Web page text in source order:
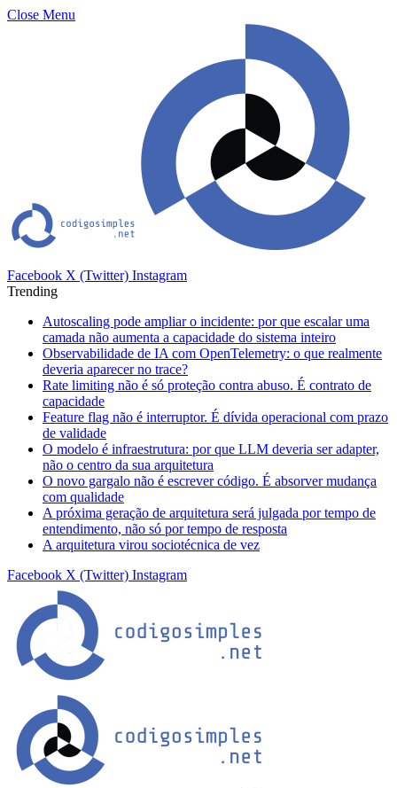
Close Menu
Facebook X (Twitter) Instagram
Trending
Autoscaling pode ampliar o incidente: por que escalar uma
camada não aumenta a capacidade do sistema inteiro
Observabilidade de IA com OpenTelemetry: o que realmente
deveria aparecer no trace?
Rate limiting não é só proteção contra abuso. É contrato de
capacidade
Feature flag não é interruptor. É dívida operacional com prazo
de validade
O modelo é infraestrutura: por que LLM deveria ser adapter,
não o centro da sua arquitetura
O novo gargalo não é escrever código. É absorver mudança
com qualidade
A próxima geração de arquitetura será julgada por tempo de
entendimento, não só por tempo de resposta
A arquitetura virou sociotécnica de vez
Facebook X (Twitter) Instagram